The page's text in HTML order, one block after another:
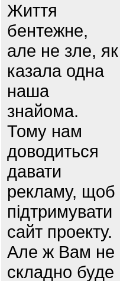
Життя
бентежне,
але не зле, як
казала одна
наша
знайома.
Тому нам
доводиться
давати
рекламу, щоб
підтримувати
сайт проекту.
Але ж Вам не
складно буде